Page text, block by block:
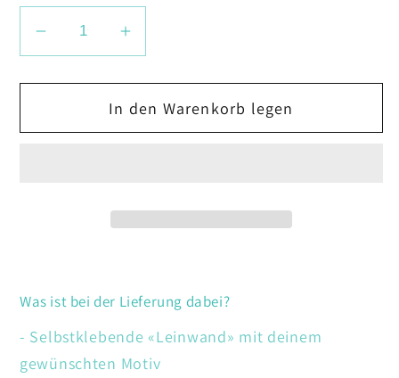
Verringere
Menge
Hirsch
Erhöhe
Menge
für
Hirsch
In den Warenkorb legen
Was ist bei der Lieferung dabei?
- Selbstklebende «Leinwand» mit deinem
gewünschten Motiv